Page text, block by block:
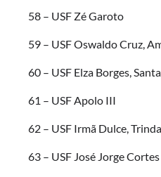
58 – USF Zé Garoto
59 – USF Oswaldo Cruz,
60 – USF Elza Borges,
61 – USF Apolo III
62 – USF Irmã Dulce,
63 – USF José Jorge